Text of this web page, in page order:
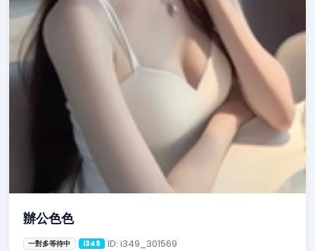
辦公色色
一對多等待中 i349 ID: i349_301569